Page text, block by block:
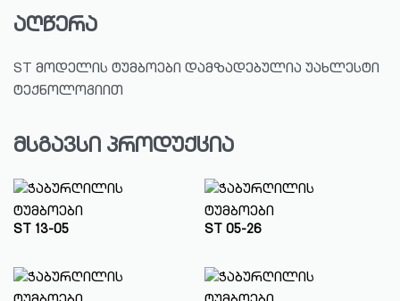
აღწერა
ST მოდელის ტუმბოები დამზადებულია უახლესტი
ტექნოლოგიით
მსგავსი პროდუქცია
ST 13-05 ST 05-26